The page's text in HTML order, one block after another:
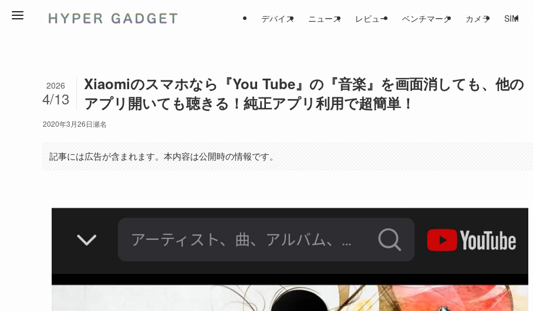
デバイス ニュース レビュー ベンチマーク カメラ SIM
Xiaomiのスマホなら『You Tube』の『音楽』を画面消しても、他の
アプリ開いても聴きる！純正アプリ利用で超簡単！
2026
4/13
2020年3月26日瀬名
記事には広告が含まれます。本内容は公開時の情報です。